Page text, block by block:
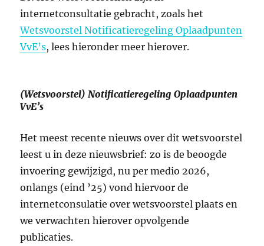
internetconsultatie gebracht, zoals het
Wetsvoorstel Notificatieregeling Oplaadpunten
VvE’s, lees hieronder meer hierover.
(Wetsvoorstel) Notificatieregeling Oplaadpunten
VvE’s
Het meest recente nieuws over dit wetsvoorstel
leest u in deze nieuwsbrief: zo is de beoogde
invoering gewijzigd, nu per medio 2026,
onlangs (eind ’25) vond hiervoor de
internetconsulatie over wetsvoorstel plaats en
we verwachten hierover opvolgende
publicaties.